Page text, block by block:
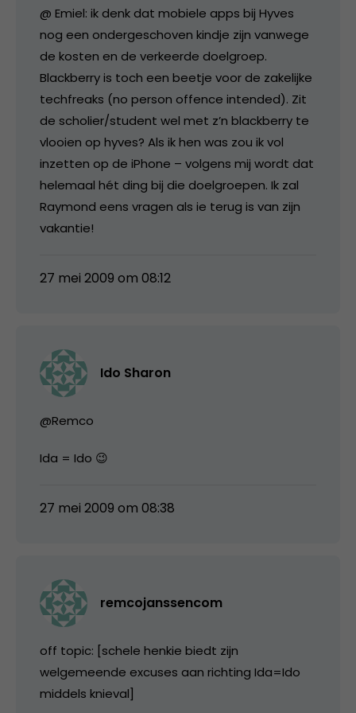
@ Emiel: ik denk dat mobiele apps bij Hyves
nog een ondergeschoven kindje zijn vanwege
de kosten en de verkeerde doelgroep.
Blackberry is toch een beetje voor de zakelijke
techfreaks (no person offence intended). Zit
de scholier/student wel met z’n blackberry te
vlooien op hyves? Als ik hen was zou ik vol
inzetten op de iPhone – volgens mij wordt dat
helemaal hét ding bij die doelgroepen. Ik zal
Raymond eens vragen als ie terug is van zijn
vakantie!
27 mei 2009 om 08:12
Ido Sharon
@Remco
Ida = Ido 😉
27 mei 2009 om 08:38
remcojanssencom
off topic: [schele henkie biedt zijn
welgemeende excuses aan richting Ida=Ido
middels knieval]